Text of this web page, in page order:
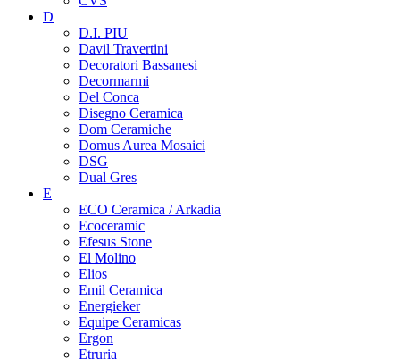
D
D.I. PIU
Davil Travertini
Decoratori Bassanesi
Decormarmi
Del Conca
Disegno Ceramica
Dom Ceramiche
Domus Aurea Mosaici
DSG
Dual Gres
E
ECO Ceramica / Arkadia
Ecoceramic
Efesus Stone
El Molino
Elios
Emil Ceramica
Energieker
Equipe Ceramicas
Ergon
Etruria